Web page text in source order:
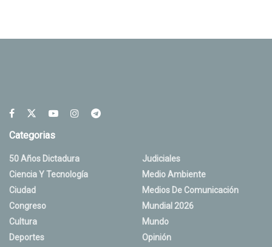
Categorias
50 Años Dictadura
Ciencia Y Tecnología
Ciudad
Congreso
Cultura
Deportes
Judiciales
Medio Ambiente
Medios De Comunicación
Mundial 2026
Mundo
Opinión